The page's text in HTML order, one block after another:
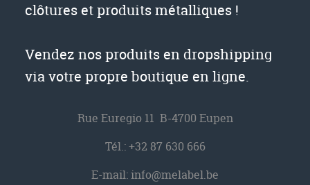
clôtures et produits métalliques !
Vendez nos produits en dropshipping
via votre propre boutique en ligne.
Rue Euregio 11 B-4700 Eupen
Tél.:+32 87 630 666
E-mail:info@melabel.be